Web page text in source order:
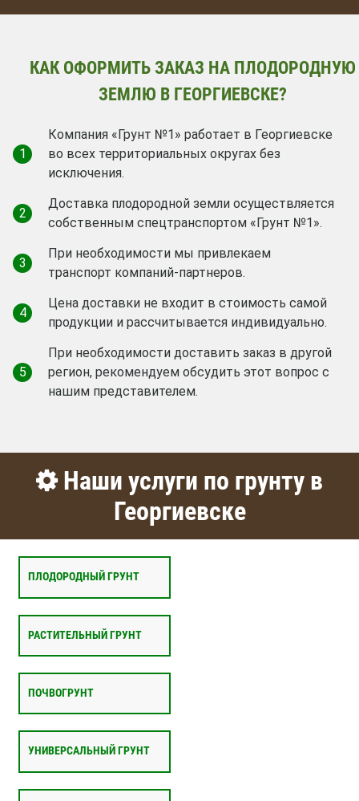
КАК ОФОРМИТЬ ЗАКАЗ НА ПЛОДОРОДНУЮ
ЗЕМЛЮ В ГЕОРГИЕВСКЕ?
1
Компания «Грунт №1» работает в Георгиевске
во всех территориальных округах без
исключения.
2
Доставка плодородной земли осуществляется
собственным спецтранспортом «Грунт №1».
3
При необходимости мы привлекаем
транспорт компаний-партнеров.
4
Цена доставки не входит в стоимость самой
продукции и рассчитывается индивидуально.
5
При необходимости доставить заказ в другой
регион, рекомендуем обсудить этот вопрос с
нашим представителем.
Наши услуги по грунту в
Георгиевске
ПЛОДОРОДНЫЙ ГРУНТ
РАСТИТЕЛЬНЫЙ ГРУНТ
ПОЧВОГРУНТ
УНИВЕРСАЛЬНЫЙ ГРУНТ